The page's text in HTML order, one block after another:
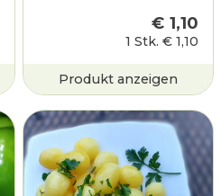
€ 1,10
1 Stk. € 1,10
Produkt anzeigen